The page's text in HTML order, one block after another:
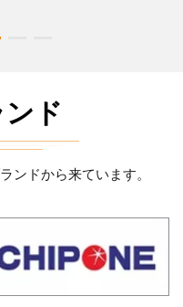
ド
ンドから来ています。